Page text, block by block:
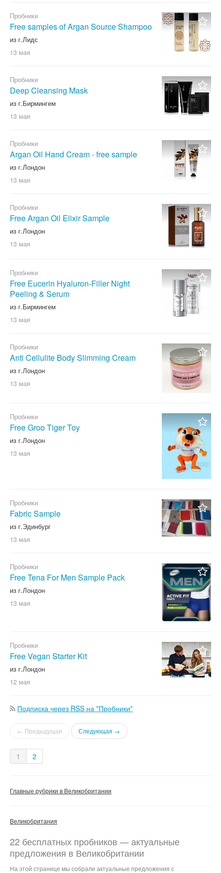
Пробники
Free samples of Argan Source Shampoo
из г.Лидс
13 мая
Пробники
Deep Cleansing Mask
из г.Бирмингем
13 мая
Пробники
Argan Oil Hand Cream - free sample
из г.Лондон
13 мая
Пробники
Free Argan Oil Elixir Sample
из г.Лондон
13 мая
Пробники
Free Eucerin Hyaluron-Filler Night
Peeling & Serum
из г.Бирмингем
13 мая
Пробники
Anti Cellulite Body Slimming Cream
из г.Лондон
13 мая
Пробники
Free Groo Tiger Toy
из г.Лондон
13 мая
Пробники
Fabric Sample
из г.Эдинбург
13 мая
Пробники
Free Tena For Men Sample Pack
из г.Лондон
13 мая
Пробники
Free Vegan Starter Kit
из г.Лондон
12 мая
Подписка через RSS на "Пробники"
← Предыдущая Следующая →
1 2
Главные рубрики в Великобритании
Великобритания
22 бесплатных пробников — актуальные
предложения в Великобритании
На этой странице мы собрали актуальные предложения с